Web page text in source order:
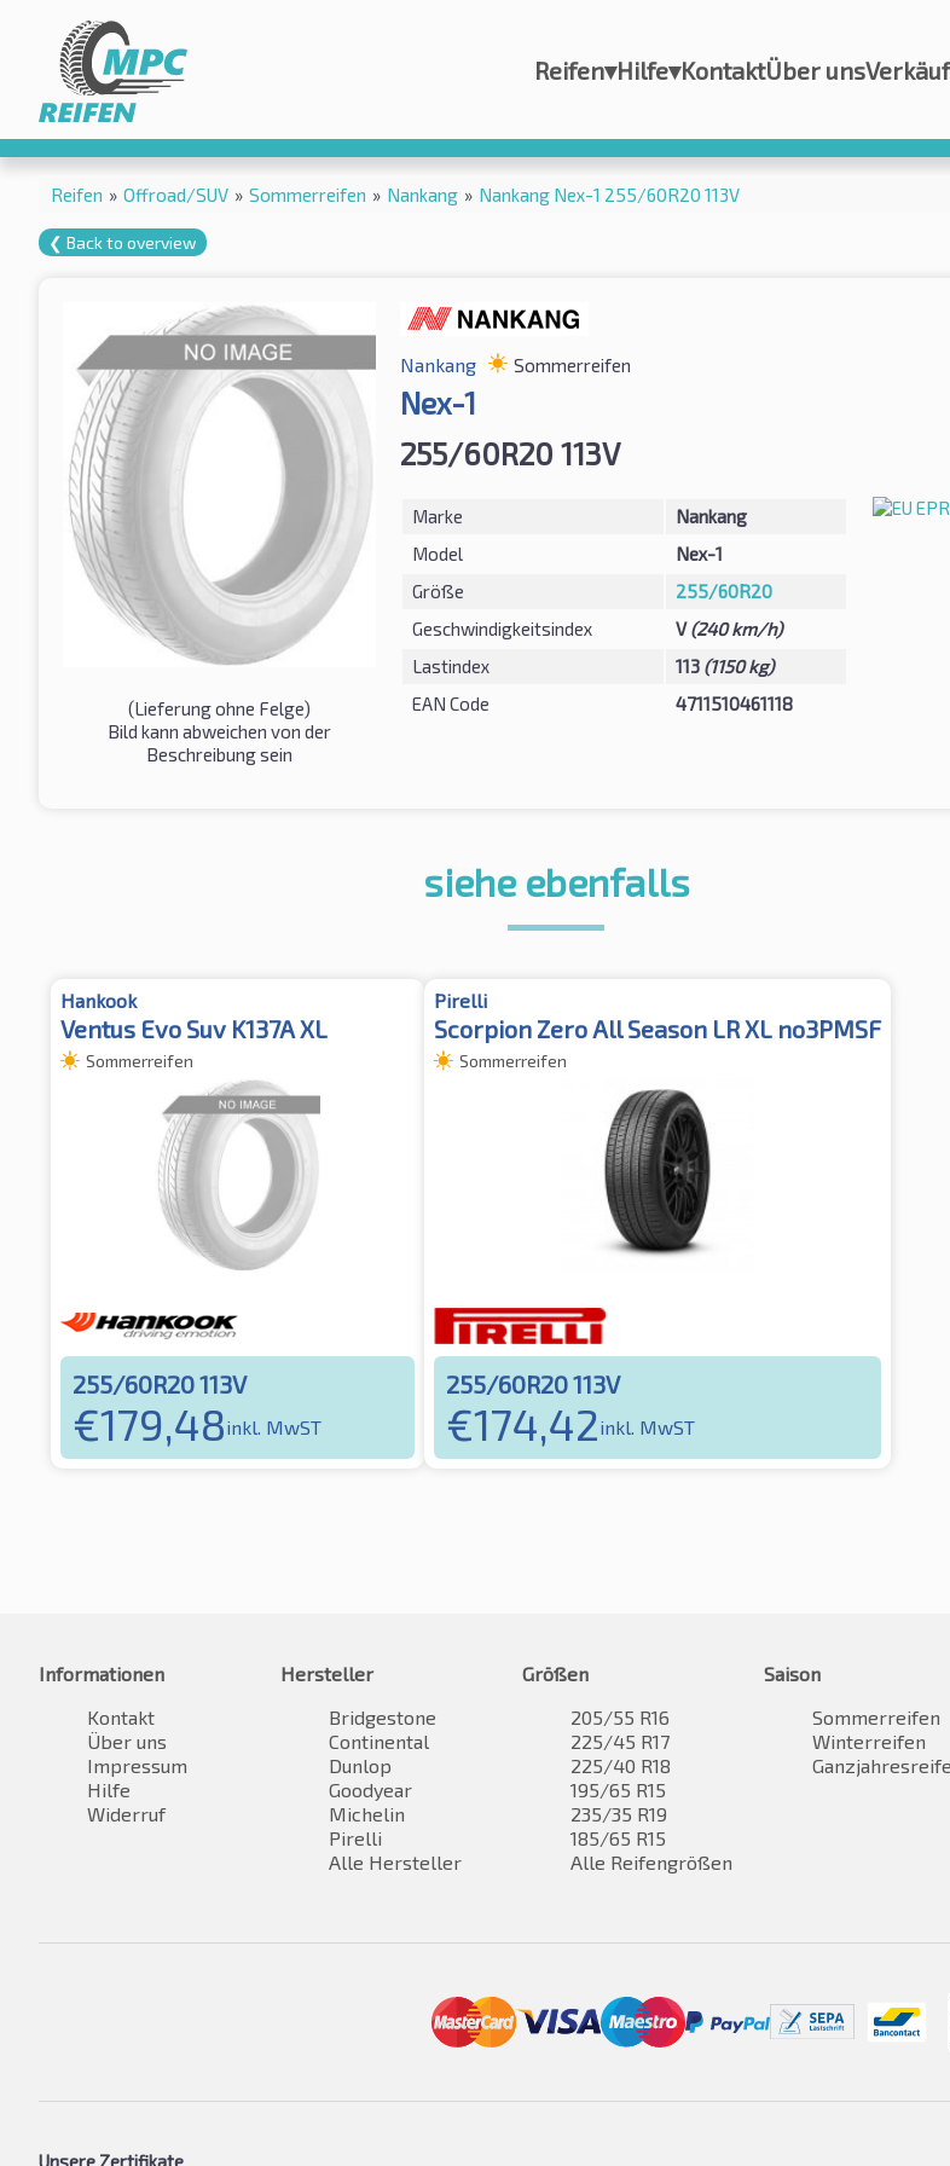
Reifen▾Hilfe▾KontaktÜber uns
Reifen » Offroad/SUV » Sommerreifen » Nankang » Nankang Nex-1 255/60R20 113V
❮ Back to overview
(Lieferung ohne Felge)
Bild kann abweichen von der
Beschreibung sein
Nankang Sommerreifen
Nex-1
255/60R20 113V
Marke
Nankang
Model
Nex-1
Größe
255/60R20
Geschwindigkeitsindex
V(240 km/h)
Lastindex
113 (1150 kg)
EAN Code
4711510461118
siehe ebenfalls
Hankook
Ventus Evo Suv K137A XL
Sommerreifen
255/60R20 113V
€179,48inkl. MwST
Pirelli
Scorpion Zero All Season LR XL no3PMSF
Sommerreifen
255/60R20 113V
€174,42inkl. MwST
Informationen
Kontakt
Über uns
Impressum
Hilfe
Widerruf
Hersteller
Bridgestone
Continental
Dunlop
Goodyear
Michelin
Pirelli
Alle Hersteller
Größen
205/55 R16
225/45 R17
225/40 R18
195/65 R15
235/35 R19
185/65 R15
Alle Reifengrößen
Saison
Sommerreifen
Winterreifen
Unsere Zertifikate